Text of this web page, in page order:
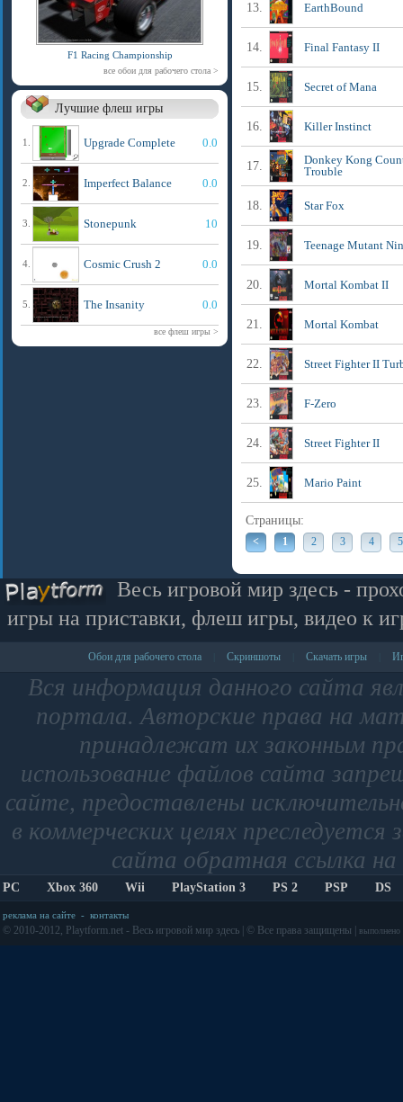
F1 Racing Championship
все обои для рабочего стола >
Лучшие флеш игры
1. Upgrade Complete 0.0
2. Imperfect Balance 0.0
3. Stonepunk 10
4. Cosmic Crush 2 0.0
5. The Insanity 0.0
все флеш игры >
13. EarthBound
14. Final Fantasy II
15. Secret of Mana
16. Killer Instinct
17.
Donkey Kong
Trouble
18. Star Fox
19. Teenage Mutant
20. Mortal Kombat II
21. Mortal Kombat
22. Street Fighter II
23. F-Zero
24. Street Fighter II
25. Mario Paint
Страницы:
< 1 2 3 4 5
Весь игровой мир здесь -
игры на приставки, флеш игры, видео к
Обои для рабочего стола Скриншоты Скачать игры
Вся информация данного сайта
портала. Авторские права на
принадлежат их законным
использование файлов сайта
сайте, предоставлены
в коммерческих целях
сайта обратная ссылка
PC Xbox 360 Wii PlayStation 3 PS 2 PSP DS
реклама на сайте - контакты
© 2010-2012, Playtform.net - Весь игровой мир здесь | © Все права защищены | выполнено